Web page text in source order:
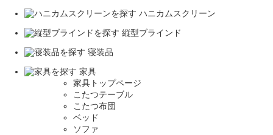
ハニカムスクリーン
縦型ブラインド
寝装品
家具
家具トップページ
こたつテーブル
こたつ布団
ベッド
ソファ